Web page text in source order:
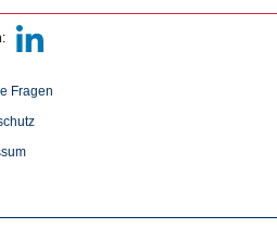
Fragen